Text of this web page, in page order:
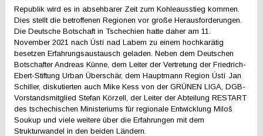
Republik wird es in absehbarer Zeit zum Kohleausstieg kommen.
Dies stellt die betroffenen Regionen vor große Herausforderungen.
Die Deutsche Botschaft in Tschechien hatte daher am 11.
November 2021 nach Ústí nad Labem zu einem hochkarätig
besetzen Erfahrungsaustausch geladen. Neben dem Deutschen
Botschafter Andreas Künne, dem Leiter der Vertretung der Friedrich-
Ebert-Stiftung Urban Überschär, dem Hauptmann Region Ústí Jan
Schiller, diskutierten auch Mike Kess von der GRÜNEN LIGA, DGB-
Vorstandsmitglied Stefan Körzell, der Leiter der Abteilung RESTART
des tschechischen Ministeriums für regionale Entwicklung Miloš
Soukup und viele weitere über die Erfahrungen mit dem
Strukturwandel in den beiden Ländern.